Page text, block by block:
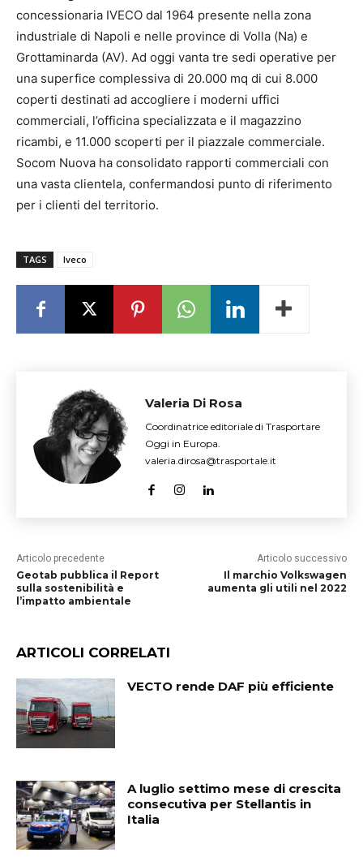
concessionaria IVECO dal 1964 presente nella zona
industriale di Napoli e nelle province di Volla (Na) e
Grottaminarda (AV). Ad oggi vanta tre sedi operative per
una superfice complessiva di 20.000 mq di cui 8.000
coperti destinati ad accogliere i moderni uffici
commerciali, l’officina specializzata e il magazzino
ricambi, e 11.000 scoperti per il piazzale commerciale.
Socom Nuova ha consolidato rapporti commerciali con
una vasta clientela, confermandosi punto di riferimento
per i clienti del territorio.
TAGS Iveco
Valeria Di Rosa
Coordinatrice editoriale di Trasportare
Oggi in Europa.
valeria.dirosa@trasportale.it
Articolo precedente
Geotab pubblica il Report
sulla sostenibilità e
l’impatto ambientale
Articolo successivo
Il marchio Volkswagen
aumenta gli utili nel 2022
ARTICOLI CORRELATI
VECTO rende DAF più efficiente
A luglio settimo mese di crescita
consecutiva per Stellantis in
Italia